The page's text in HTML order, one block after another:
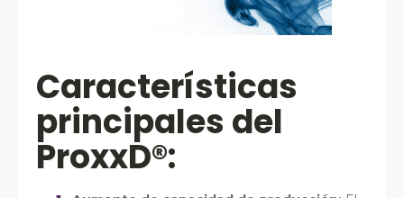
Características
principales del
ProxxD®: